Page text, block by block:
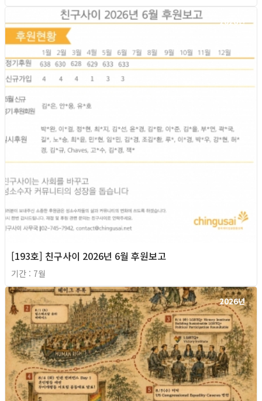
2026년
[193호] 친구사이 2026년 6월 후원보고
기간 : 7월
2026년